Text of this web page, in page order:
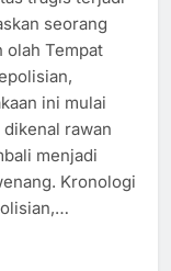
seorang
olah Tempat
ini mulai
rawan
menjadi
Kronologi